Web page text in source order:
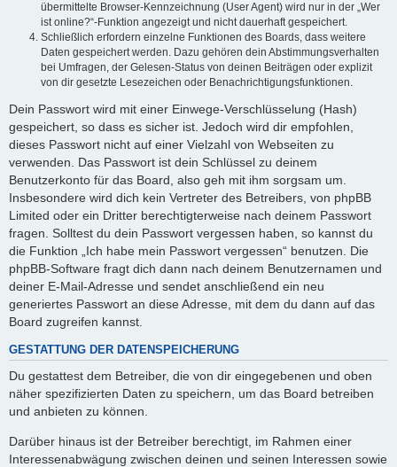
übermittelte Browser-Kennzeichnung (User Agent) wird nur in der „Wer
ist online?“-Funktion angezeigt und nicht dauerhaft gespeichert.
Schließlich erfordern einzelne Funktionen des Boards, dass weitere
Daten gespeichert werden. Dazu gehören dein Abstimmungsverhalten
bei Umfragen, der Gelesen-Status von deinen Beiträgen oder explizit
von dir gesetzte Lesezeichen oder Benachrichtigungsfunktionen.
Dein Passwort wird mit einer Einwege-Verschlüsselung (Hash)
gespeichert, so dass es sicher ist. Jedoch wird dir empfohlen,
dieses Passwort nicht auf einer Vielzahl von Webseiten zu
verwenden. Das Passwort ist dein Schlüssel zu deinem
Benutzerkonto für das Board, also geh mit ihm sorgsam um.
Insbesondere wird dich kein Vertreter des Betreibers, von phpBB
Limited oder ein Dritter berechtigterweise nach deinem Passwort
fragen. Solltest du dein Passwort vergessen haben, so kannst du
die Funktion „Ich habe mein Passwort vergessen“ benutzen. Die
phpBB-Software fragt dich dann nach deinem Benutzernamen und
deiner E-Mail-Adresse und sendet anschließend ein neu
generiertes Passwort an diese Adresse, mit dem du dann auf das
Board zugreifen kannst.
GESTATTUNG DER DATENSPEICHERUNG
Du gestattest dem Betreiber, die von dir eingegebenen und oben
näher spezifizierten Daten zu speichern, um das Board betreiben
und anbieten zu können.
Darüber hinaus ist der Betreiber berechtigt, im Rahmen einer
Interessenabwägung zwischen deinen und seinen Interessen sowie